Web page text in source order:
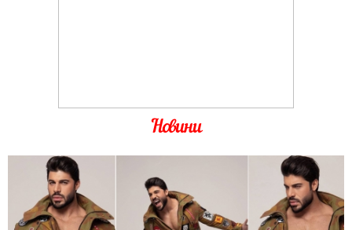
Новини